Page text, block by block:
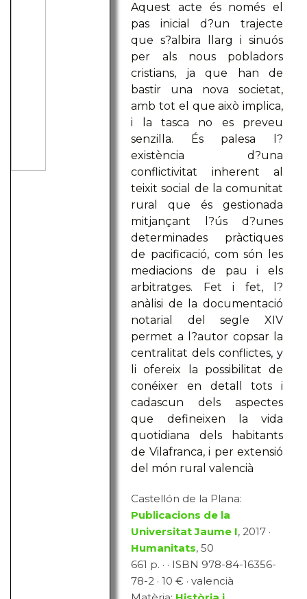
Aquest acte és només el
pas inicial d?un trajecte
que s?albira llarg i sinuós
per als nous pobladors
cristians, ja que han de
bastir una nova societat,
amb tot el que això implica,
i la tasca no es preveu
senzilla. És palesa l?
existència d?una
conflictivitat inherent al
teixit social de la comunitat
rural que és gestionada
mitjançant l?ús d?unes
determinades pràctiques
de pacificació, com són les
mediacions de pau i els
arbitratges. Fet i fet, l?
anàlisi de la documentació
notarial del segle XIV
permet a l?autor copsar la
centralitat dels conflictes, y
li ofereix la possibilitat de
conéixer en detall tots i
cadascun dels aspectes
que defineixen la vida
quotidiana dels habitants
de Vilafranca, i per extensió
del món rural valencià
Castellón de la Plana:
Publicacions de la
Universitat Jaume I, 2017 ·
Humanitats, 50
661 p. · · ISBN 978-84-16356-
78-2 · 10 € · valencià